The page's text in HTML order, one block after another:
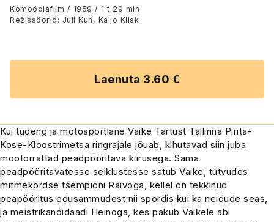
Komöödiafilm / 1959 / 1 t 29 min
Režissöörid: Juli Kun, Kaljo Kiisk
Laenuta 3.60 €
Kui tudeng ja motosportlane Vaike Tartust Tallinna Pirita-
Kose-Kloostrimetsa ringrajale jõuab, kihutavad siin juba
mootorrattad peadpööritava kiirusega. Sama
peadpööritavatesse seiklustesse satub Vaike, tutvudes
mitmekordse tšempioni Raivoga, kellel on tekkinud
peapööritus edusammudest nii spordis kui ka neidude seas,
ja meistrikandidaadi Heinoga, kes pakub Vaikele abi